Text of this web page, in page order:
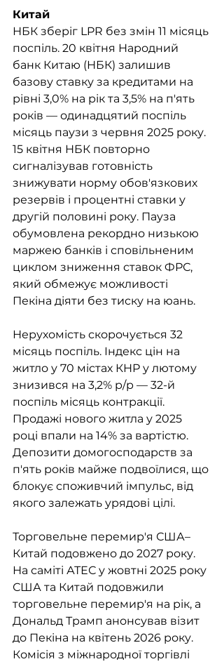
Китай
НБК зберіг LPR без змін 11 місяць
поспіль. 20 квітня Народний
банк Китаю (НБК) залишив
базову ставку за кредитами на
рівні 3,0% на рік та 3,5% на п'ять
років — одинадцятий поспіль
місяць паузи з червня 2025 року.
15 квітня НБК повторно
сигналізував готовність
знижувати норму обов'язкових
резервів і процентні ставки у
другій половині року. Пауза
обумовлена рекордно низькою
маржею банків і сповільненим
циклом зниження ставок ФРС,
який обмежує можливості
Пекіна діяти без тиску на юань.
Нерухомість скорочується 32
місяць поспіль. Індекс цін на
житло у 70 містах КНР у лютому
знизився на 3,2% р/р — 32-й
поспіль місяць контракції.
Продажі нового житла у 2025
році впали на 14% за вартістю.
Депозити домогосподарств за
п'ять років майже подвоїлися, що
блокує споживчий імпульс, від
якого залежать урядові цілі.
Торговельне перемир'я США–
Китай подовжено до 2027 року.
На саміті АТЕС у жовтні 2025 року
США та Китай подовжили
торговельне перемир'я на рік, а
Дональд Трамп анонсував візит
до Пекіна на квітень 2026 року.
Комісія з міжнародної торгівлі